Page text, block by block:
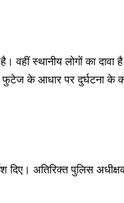
स्थानीय लोगों का दावा
के आधार पर दुर्घटना के
दिए। अतिरिक्त पुलिस